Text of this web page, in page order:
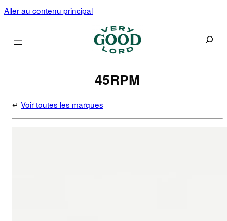
Aller au contenu principal
45RPM
↵ Voir toutes les marques